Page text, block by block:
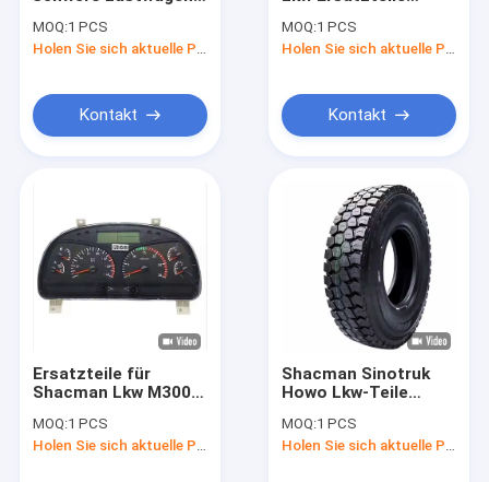
Produkte
Über uns
Werksbesichtigung
MOQ:1 PCS
Kontakt
Ersatzteile
MOQ:1 PCS
Kontakt
Ersatzteile für
Shacman Lkw M3000
Armaturenbrett
DZ96189584110 Teile
MOQ:1 PCS
Shacman Sinotruk
Howo Lkw-Teile
Original
MOQ:1 PCS